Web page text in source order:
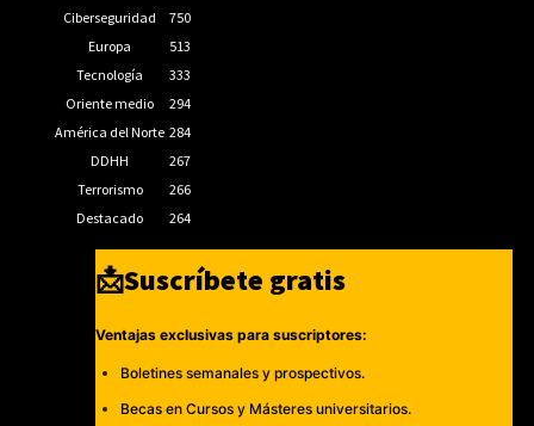
Ciberseguridad
750
Europa
513
Tecnología
333
Oriente medio
294
América del Norte 284
DDHH
267
Terrorismo
266
Destacado
264
📩Suscríbete gratis
Ventajas exclusivas para suscriptores:
Boletines semanales y prospectivos.
Becas en Cursos y Másteres universitarios.